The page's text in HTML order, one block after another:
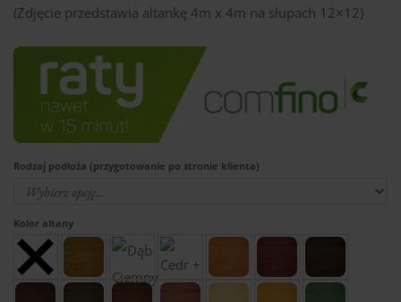
(Zdjęcie przedstawia altankę 4m x 4m na słupach 12×12)
Rodzaj podłoża (przygotowanie po stronie klienta)
Kolor altany